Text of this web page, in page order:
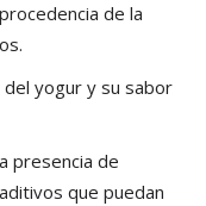
de la
del yogur y su sabor
presencia de
que puedan